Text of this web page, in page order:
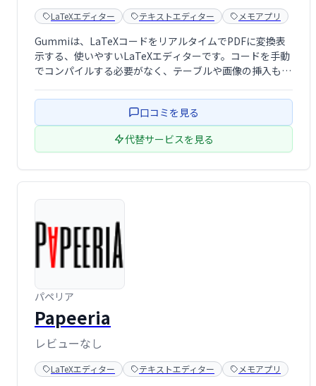
LaTeXエディター テキストエディター メモアプリ
Gummiは、LaTeXコードをリアルタイムでPDFに変換表
示する、使いやすいLaTeXエディターです。コードを手動
でコンパイルする必要がなく、テーブルや画像の挿入も簡
めです。
口コミを見る
代替サービスを見る
パペリア
Papeeria
レビューなし
LaTeXエディター テキストエディター メモアプリ